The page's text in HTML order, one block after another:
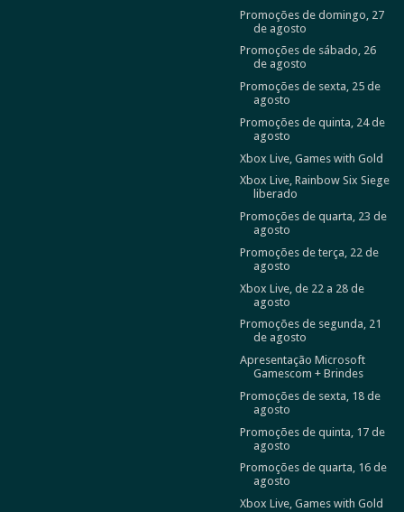
Promoções de domingo, 27
de agosto
Promoções de sábado, 26
de agosto
Promoções de sexta, 25 de
agosto
Promoções de quinta, 24 de
agosto
Xbox Live, Games with Gold
Xbox Live, Rainbow Six Siege
liberado
Promoções de quarta, 23 de
agosto
Promoções de terça, 22 de
agosto
Xbox Live, de 22 a 28 de
agosto
Promoções de segunda, 21
de agosto
Apresentação Microsoft
Gamescom + Brindes
Promoções de sexta, 18 de
agosto
Promoções de quinta, 17 de
agosto
Promoções de quarta, 16 de
agosto
Xbox Live, Games with Gold